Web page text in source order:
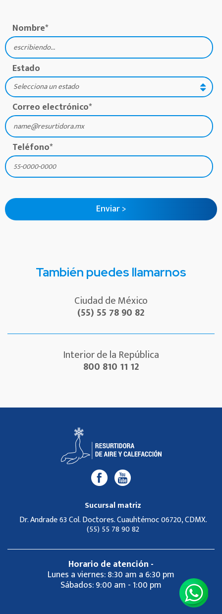
Nombre*
Estado
Correo electrónico*
Teléfono*
También puedes llamarnos
Ciudad de México
(55) 55 78 90 82
Interior de la República
800 810 11 12
Sucursal matriz
Dr. Andrade 63 Col. Doctores. Cuauhtémoc 06720, CDMX.
(55) 55 78 90 82
Horario de atención -
Lunes a viernes: 8:30 am a 6:30 pm
Sábados: 9:00 am - 1:00 pm